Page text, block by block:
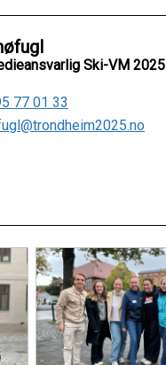
Ski-VM 2025
77 01 33